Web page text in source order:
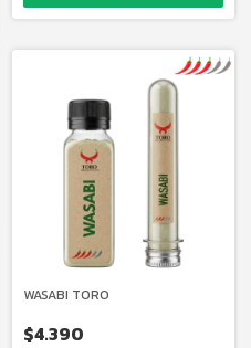
WASABI TORO
$4.390